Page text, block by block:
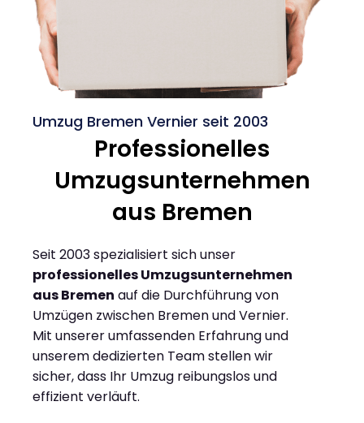
Umzug Bremen Vernier seit 2003
Professionelles
Umzugsunternehmen
aus Bremen
Seit 2003 spezialisiert sich unser
professionelles Umzugsunternehmen
aus Bremen auf die Durchführung von
Umzügen zwischen Bremen und Vernier.
Mit unserer umfassenden Erfahrung und
unserem dedizierten Team stellen wir
sicher, dass Ihr Umzug reibungslos und
effizient verläuft.